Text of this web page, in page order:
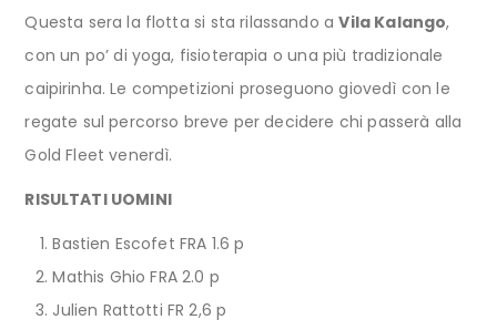
Questa sera la flotta si sta rilassando aVila Kalango,
con un po’ di yoga, fisioterapia o una più tradizionale
caipirinha. Le competizioni proseguono giovedì con le
regate sul percorso breve per decidere chi passerà alla
Gold Fleet venerdì.
RISULTATI UOMINI
Bastien Escofet FRA 1.6 p
Mathis Ghio FRA 2.0 p
Julien Rattotti FR 2,6 p